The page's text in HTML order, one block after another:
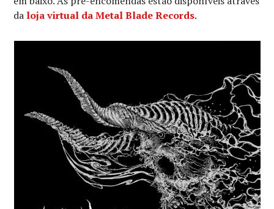
da loja virtual da Metal Blade Records.